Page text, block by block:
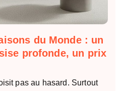
du Monde : un
profonde, un prix
pas au hasard. Surtout